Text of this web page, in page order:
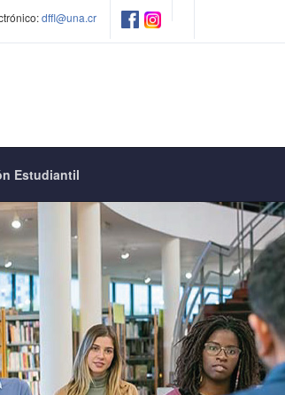
dffl@una.cr
Estudiantil